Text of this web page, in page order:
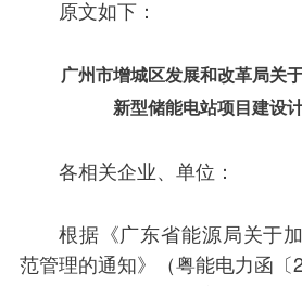
原文如下：
广州市增城区发展和改革局关
新型储能电站项目建设
各相关企业、单位：
根据《广东省能源局关于
范管理的通知》（粤能电力函